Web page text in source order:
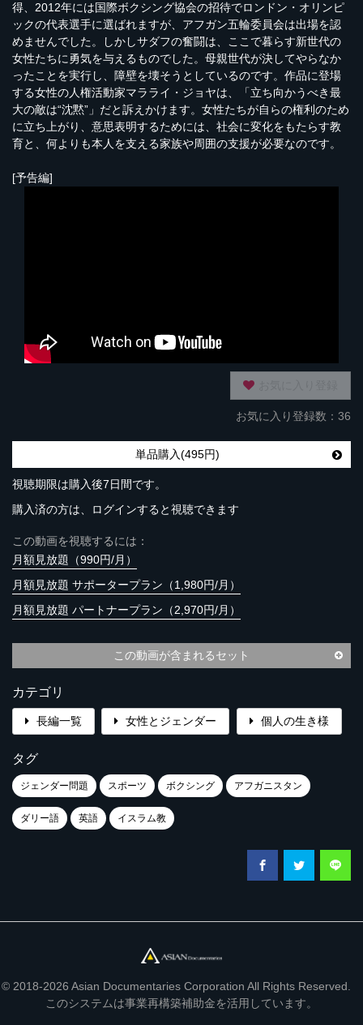
得、2012年には国際ボクシング協会の招待でロンドン・オリンピ
ックの代表選手に選ばれますが、アフガン五輪委員会は出場を認
めませんでした。しかしサダフの奮闘は、ここで暮らす新世代の
女性たちに勇気を与えるものでした。母親世代が決してやらなか
ったことを実行し、障壁を壊そうとしているのです。作品に登場
する女性の人権活動家マラライ・ジョヤは、「立ち向かうべき最
大の敵は“沈黙”」だと訴えかけます。女性たちが自らの権利のため
に立ち上がり、意思表明するためには、社会に変化をもたらす教
育と、何よりも本人を支える家族や周囲の支援が必要なのです。
[予告編]
お気に入り登録数：36
単品購入(495円)
視聴期限は購入後7日間です。
購入済の方は、ログインすると視聴できます
この動画を視聴するには：
月額見放題（990円/月）
月額見放題 サポータープラン（1,980円/月）
月額見放題 パートナープラン（2,970円/月）
この動画が含まれるセット
カテゴリ
長編一覧 女性とジェンダー 個人の生き様
タグ
ジェンダー問題 スポーツ ボクシング アフガニスタン
ダリー語 英語 イスラム教
© 2018-2026 Asian Documentaries Corporation All Rights Reserved.
このシステムは事業再構築補助金を活用しています。